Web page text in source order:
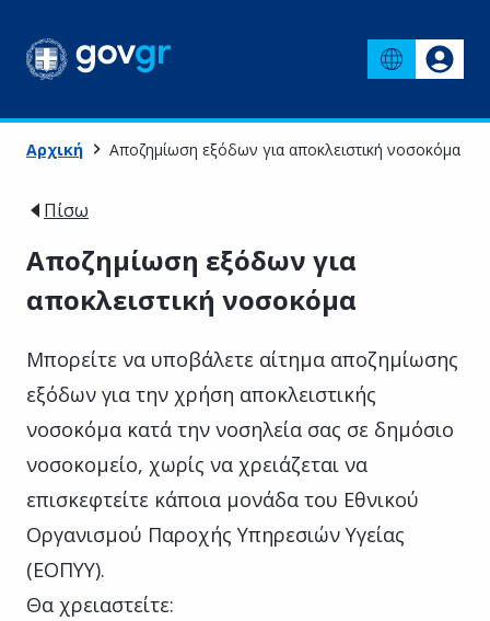
Αρχική Αποζημίωση εξόδων για αποκλειστική νοσοκόμα
Πίσω
Αποζημίωση εξόδων για
αποκλειστική νοσοκόμα
Μπορείτε να υποβάλετε αίτημα αποζημίωσης
εξόδων για την χρήση αποκλειστικής
νοσοκόμα κατά την νοσηλεία σας σε δημόσιο
νοσοκομείο, χωρίς να χρειάζεται να
επισκεφτείτε κάποια μονάδα του Εθνικού
Οργανισμού Παροχής Υπηρεσιών Υγείας
(ΕΟΠΥΥ).
Θα χρειαστείτε: